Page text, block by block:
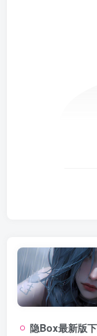
隐Box最新版